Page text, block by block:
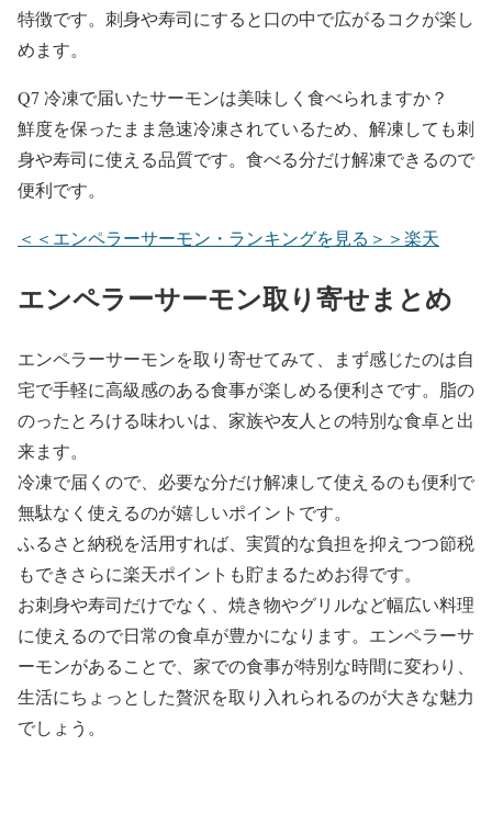
特徴です。刺身や寿司にすると口の中で広がるコクが楽し
めます。
Q7 冷凍で届いたサーモンは美味しく食べられますか？
鮮度を保ったまま急速冷凍されているため、解凍しても刺
身や寿司に使える品質です。食べる分だけ解凍できるので
便利です。
＜＜エンペラーサーモン・ランキングを見る＞＞楽天
エンペラーサーモン取り寄せまとめ
エンペラーサーモンを取り寄せてみて、まず感じたのは自
宅で手軽に高級感のある食事が楽しめる便利さです。脂の
のったとろける味わいは、家族や友人との特別な食卓と出
来ます。
冷凍で届くので、必要な分だけ解凍して使えるのも便利で
無駄なく使えるのが嬉しいポイントです。
ふるさと納税を活用すれば、実質的な負担を抑えつつ節税
もできさらに楽天ポイントも貯まるためお得です。
お刺身や寿司だけでなく、焼き物やグリルなど幅広い料理
に使えるので日常の食卓が豊かになります。エンペラーサ
ーモンがあることで、家での食事が特別な時間に変わり、
生活にちょっとした贅沢を取り入れられるのが大きな魅力
でしょう。